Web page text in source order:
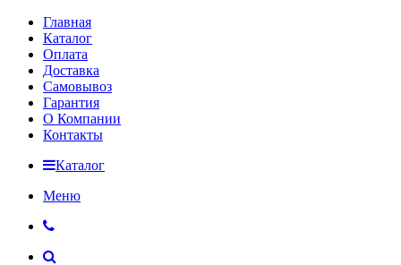
Главная
Каталог
Оплата
Доставка
Самовывоз
Гарантия
О Компании
Контакты
Каталог
Меню